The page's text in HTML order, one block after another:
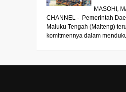
MASOHI,
CHANNEL - Pemerintah
Maluku Tengah (Malteng)
komitmennya dalam